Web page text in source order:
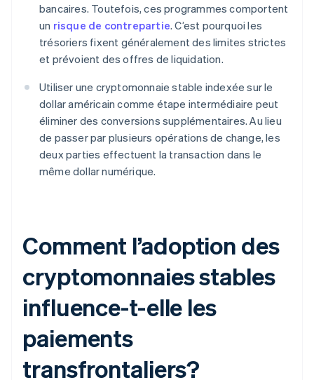
bancaires. Toutefois, ces programmes comportent
un risque de contrepartie. C’est pourquoi les
trésoriers fixent généralement des limites strictes
et prévoient des offres de liquidation.
Utiliser une cryptomonnaie stable indexée sur le
dollar américain comme étape intermédiaire peut
éliminer des conversions supplémentaires. Au lieu
de passer par plusieurs opérations de change, les
deux parties effectuent la transaction dans le
même dollar numérique.
Comment l’adoption des
cryptomonnaies stables
influence-t-elle les
paiements
transfrontaliers?